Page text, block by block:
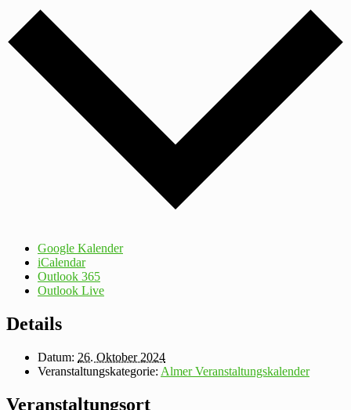
Google Kalender
iCalendar
Outlook 365
Outlook Live
Details
Datum: 26. Oktober 2024
Veranstaltungskategorie: Almer Veranstaltungskalender
Veranstaltungsort